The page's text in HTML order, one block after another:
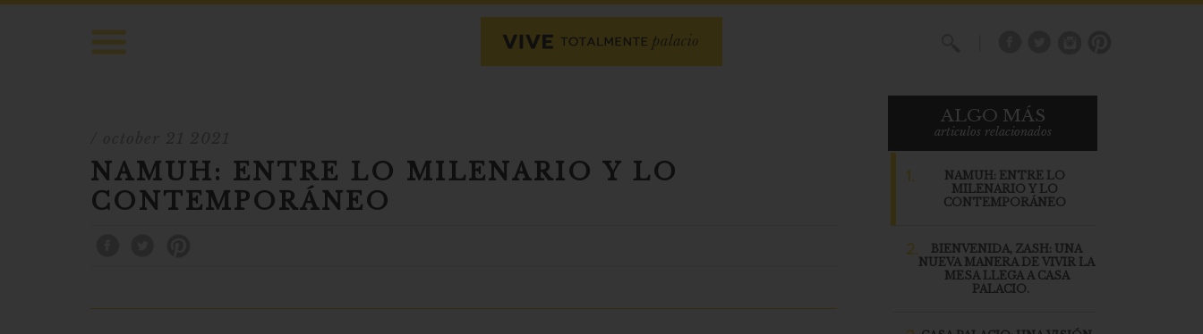
NAMUH: ENTRE LO MILENARIO Y LO
CONTEMPORÁNEO
ALGO MÁS
articulos relacionados
1.
NAMUH: ENTRE LO
MILENARIO Y LO
CONTEMPORÁNEO
2.
BIENVENIDA, ZASH: UNA
NUEVA MANERA DE VIVIR LA
MESA LLEGA A CASA
PALACIO.